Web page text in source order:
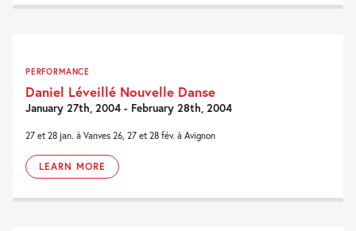
PERFORMANCE
Daniel Léveillé Nouvelle Danse
January 27th, 2004 - February 28th, 2004
27 et 28 jan. à Vanves 26, 27 et 28 fév. à Avignon
LEARN MORE